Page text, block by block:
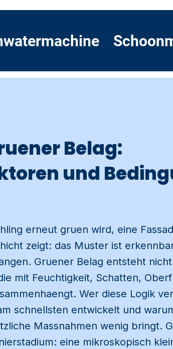
Belag:
und
erneut gruen wird, eine
zeigt: das Muster ist
Gruener Belag entsteht
mit Feuchtigkeit, Schatten,
Wer diese Logik
schnellsten entwickelt und
Massnahmen wenig bringt.
eine mikroskopisch